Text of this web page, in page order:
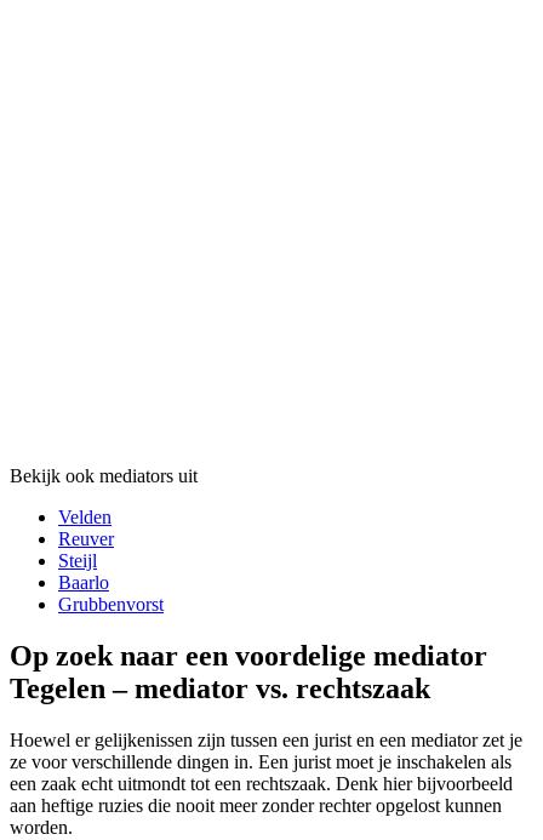
Bekijk ook mediators uit
Velden
Reuver
Steijl
Baarlo
Grubbenvorst
Op zoek naar een voordelige mediator
Tegelen – mediator vs. rechtszaak
Hoewel er gelijkenissen zijn tussen een jurist en een mediator zet je
ze voor verschillende dingen in. Een jurist moet je inschakelen als
een zaak echt uitmondt tot een rechtszaak. Denk hier bijvoorbeeld
aan heftige ruzies die nooit meer zonder rechter opgelost kunnen
worden.